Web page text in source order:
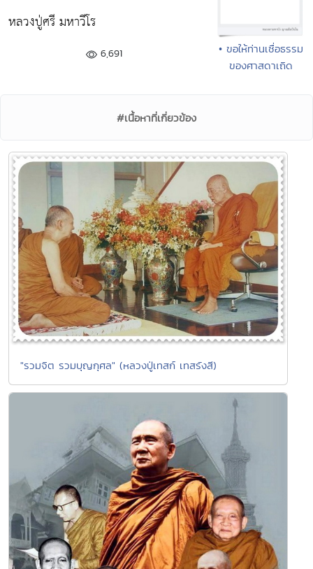
หลวงปู่ศรี มหาวีโร
6,691
• ขอให้ท่านเชื่อธรรม
ของศาสดาเถิด
#เนื้อหาที่เกี่ยวข้อง
"รวมจิต รวมบุญกุศล" (หลวงปู่เทสก์ เทสรังสี)